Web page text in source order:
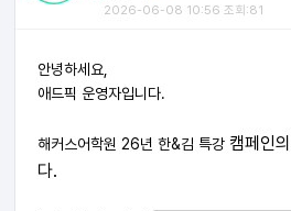
2026-06-08 10:56 조회:81
안녕하세요,
애드픽 운영자입니다.
해커스어학원 26년 한&김 특강 캠페인
다.